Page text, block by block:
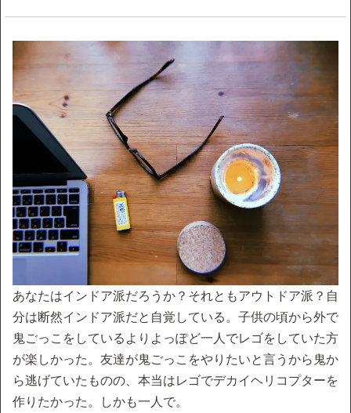
あなたはインドア派だろうか？それともアウトドア派？自
分は断然インドア派だと自覚している。子供の頃から外で
鬼ごっこをしているよりよっぽど一人でレゴをしていた方
が楽しかった。友達が鬼ごっこをやりたいと言うから鬼か
ら逃げていたものの、本当はレゴでデカイヘリコプターを
作りたかった。しかも一人で。